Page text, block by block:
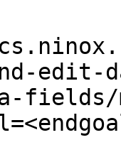
fields/